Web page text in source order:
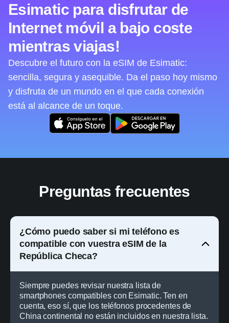
Esimatic para disfrutar de
Internet móvil a bajo coste
mientras viajas!
Descubre el futuro con la eSIM de Esimatic:
sencilla, segura y asequible. Da el paso hoy mismo
y disfruta de un mundo en el que cada conexión
está al alcance de un toque.
Preguntas frecuentes
¿Cómo puedo saber si mi teléfono es
compatible con vuestra eSIM de la
República Checa?
Siempre puedes revisar nuestra lista de
smartphones compatibles con Esimatic. Ten en
cuenta, eso sí, que los teléfonos procedentes de
China continental no están incluidos en nuestra lista.